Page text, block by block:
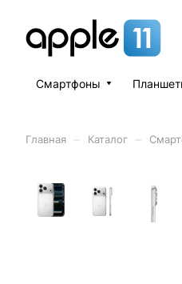
Смартфоны
Главная Каталог